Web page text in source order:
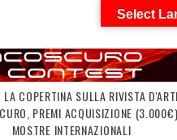
LA COPERTINA SULLA RIVISTA
PREMI ACQUISIZIONE
MOSTRE INTERNAZIONALI
Select